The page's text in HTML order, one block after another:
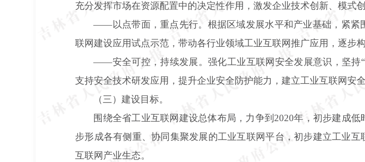
充分发挥市场在资源配置中的决定性作用，激发企业技术创新、模式创
——以点带面，重点先行。根据区域发展水平和产业基础，紧紧
联网建设应用试点示范，带动各行业领域工业互联网推广应用，逐步
——安全可控，持续发展。强化工业互联网安全发展意识，坚持
支持安全技术研发应用，提升企业安全防护能力，建立工业互联网安
（三）建设目标。
围绕全省工业互联网建设总体布局，力争到2020年，初步建成
步形成各有侧重、协同集聚发展的工业互联网平台，初步建立工业
互联网产业生态。